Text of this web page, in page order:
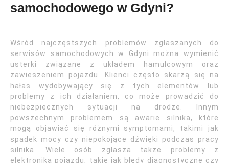
samochodowego w Gdyni?
Wśród najczęstszych problemów zgłaszanych do
serwisów samochodowych w Gdyni można wymienić
usterki związane z układem hamulcowym oraz
zawieszeniem pojazdu. Klienci często skarżą się na
hałas wydobywający się z tych elementów lub
problemy z ich działaniem, co może prowadzić do
niebezpiecznych sytuacji na drodze. Innym
powszechnym problemem są awarie silnika, które
mogą objawiać się różnymi symptomami, takimi jak
spadek mocy czy niepokojące dźwięki podczas pracy
silnika. Wiele osób zgłasza także problemy z
elektroniką pojazdu, takie jak błędy diagnostyczne czy